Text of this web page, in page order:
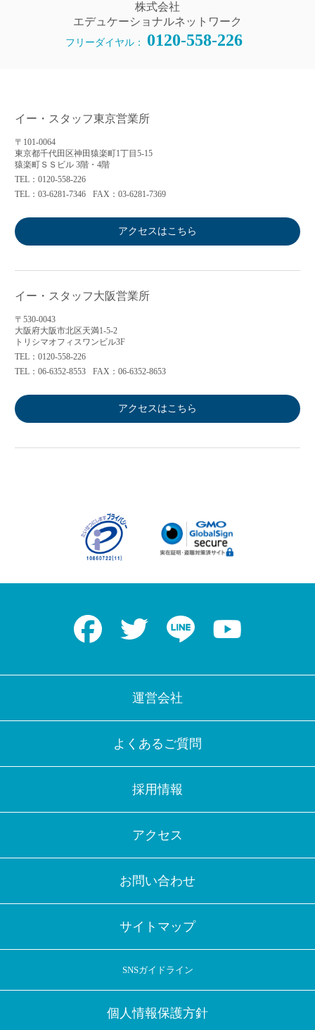
株式会社
エデュケーショナルネットワーク
フリーダイヤル： 0120-558-226
イー・スタッフ東京営業所
〒101-0064
東京都千代田区神田猿楽町1丁目5-15
猿楽町ＳＳビル 3階・4階
TEL：0120-558-226
TEL：03-6281-7346
FAX：03-6281-7369
アクセスはこちら
イー・スタッフ大阪営業所
〒530-0043
大阪府大阪市北区天満1-5-2
トリシマオフィスワンビル3F
TEL：0120-558-226
TEL：06-6352-8553
FAX：06-6352-8653
アクセスはこちら
Facebook Twitter LINE
運営会社
よくあるご質問
採用情報
アクセス
お問い合わせ
サイトマップ
SNSガイドライン
個人情報保護方針